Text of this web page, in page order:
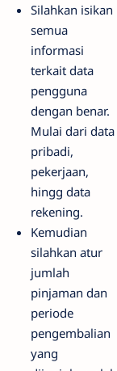
Silahkan isikan
semua
informasi
terkait data
pengguna
dengan benar.
Mulai dari data
pribadi,
pekerjaan,
hingg data
rekening.
Kemudian
silahkan atur
jumlah
pinjaman dan
periode
pengembalian
yang